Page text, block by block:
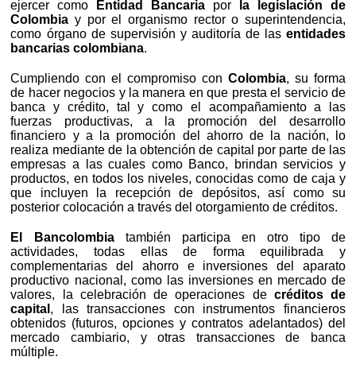
ejercer como
Entidad Bancaria por
la legislación de
Colombia y por el organismo rector o superintendencia,
como órgano de supervisión y auditoría de las entidades
bancarias colombiana.
Cumpliendo con el compromiso conColombia, su forma
de hacer negocios y la manera en que presta el servicio de
banca y crédito, tal y como el acompañamiento a las
fuerzas productivas, a la promoción del desarrollo
financiero y a la promoción del ahorro de la nación, lo
realiza mediante de la obtención de capital por parte de las
empresas a las cuales como Banco, brindan servicios y
productos, en todos los niveles, conocidas como de caja y
que incluyen la recepción de depósitos, así como su
posterior colocación a través del otorgamiento de créditos.
El Bancolombiatambién participa en otro tipo de
actividades, todas ellas de forma equilibrada y
complementarias del ahorro e inversiones del aparato
productivo nacional, como las inversiones en mercado de
valores, la celebración de operaciones de créditos de
capital , las transacciones con instrumentos financieros
obtenidos (futuros, opciones y contratos adelantados) del
mercado cambiario, y otras transacciones de banca
múltiple.